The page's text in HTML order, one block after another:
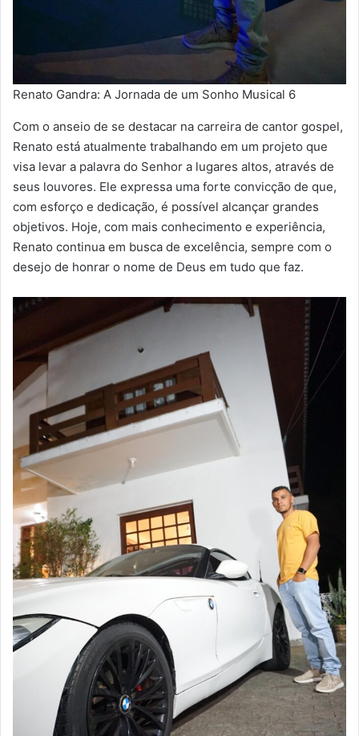
Renato Gandra: A Jornada de um Sonho Musical 6
Com o anseio de se destacar na carreira de cantor gospel,
Renato está atualmente trabalhando em um projeto que
visa levar a palavra do Senhor a lugares altos, através de
seus louvores. Ele expressa uma forte convicção de que,
com esforço e dedicação, é possível alcançar grandes
objetivos. Hoje, com mais conhecimento e experiência,
Renato continua em busca de excelência, sempre com o
desejo de honrar o nome de Deus em tudo que faz.